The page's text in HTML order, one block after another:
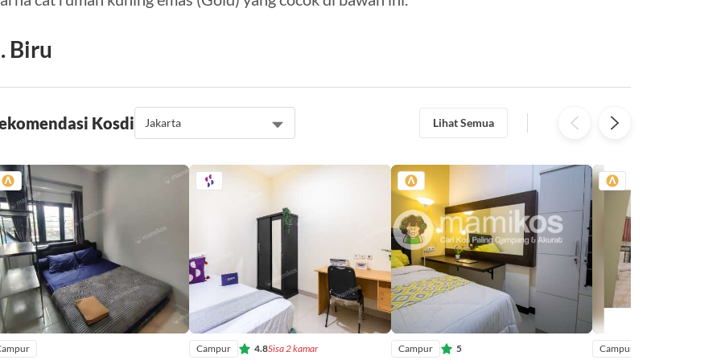
Biru
Kosdi Lihat Semua
Campur 4.8Sisa 2 kamar Campur 5 Campur